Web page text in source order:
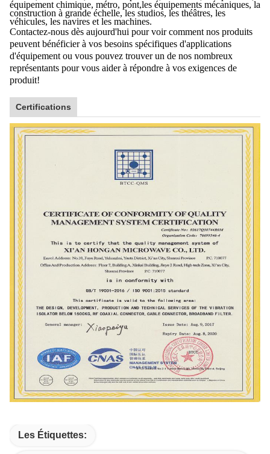
équipement chimique, métro, pont,les équipements mécaniques, la
construction à grande échelle, les studios, les théâtres, les
véhicules, les navires et les machines.
Contactez-nous dès aujourd'hui pour voir comment nos produits
peuvent bénéficier à vos besoins spécifiques d'applications
d'équipement ou vous pouvez trouver un de nos nombreux
représentants pour vous aider à répondre à vos exigences de
produit!
Certifications
Les Étiquettes: